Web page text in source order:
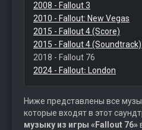
2008 - Fallout 3
2010 - Fallout: New Vegas
2015 - Fallout 4 (Score)
2015 - Fallout 4 (Soundtrack)
2018 - Fallout 76
2024 - Fallout꞉ London
Ниже представлены все
которые входят в этот
музыку из игры «Fallout 76»